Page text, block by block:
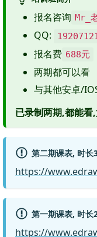
报名咨询 Mr_
QQ:
报名费 688元
两期都可以看
与其他安卓/
已录制两期,都能
第二期课表, 时长
https://
第一期课表, 时长
https://